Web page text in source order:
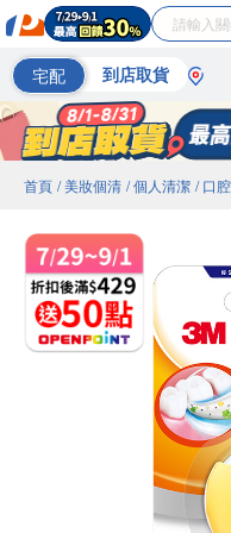
宅配 到店取貨
首頁 / 美妝個清 / 個人清潔 / 口